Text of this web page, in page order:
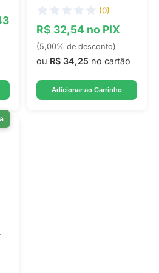
(0)
R$ 32,54 no PIX
(5,00% de desconto)
ou R$ 34,25 no cartão
Adicionar ao Carrinho